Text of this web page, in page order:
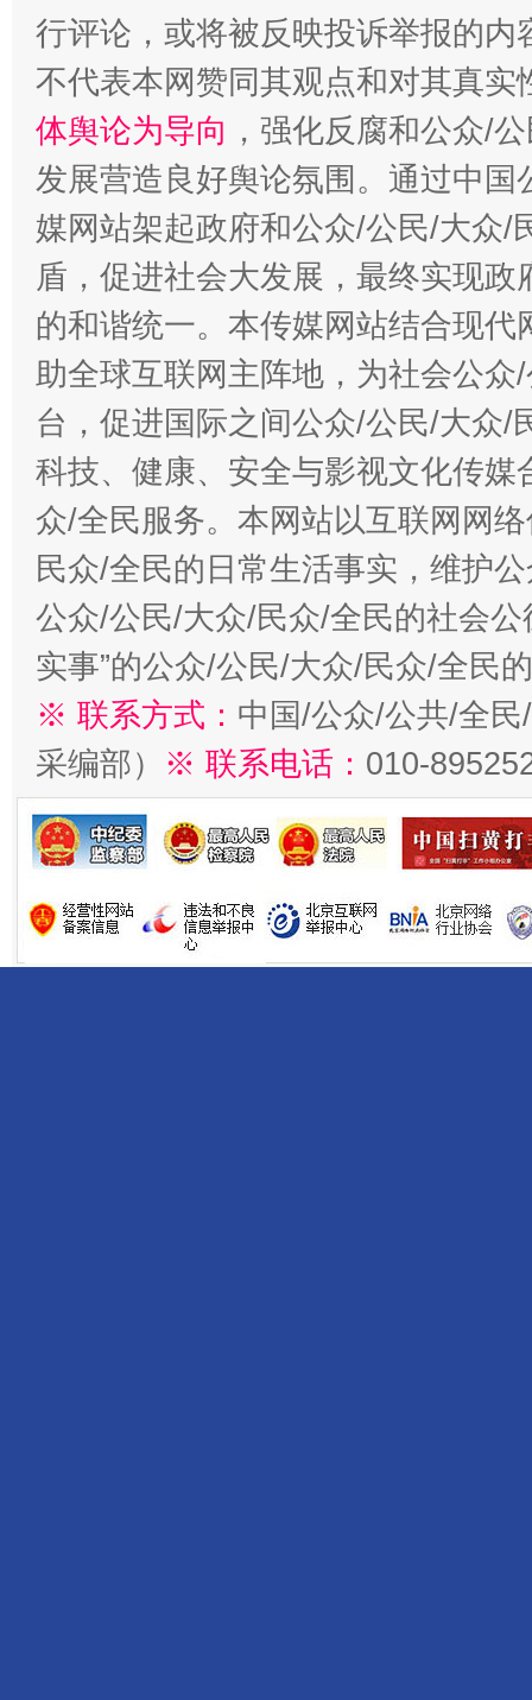
行评论，或将被反映投诉举报的
不代表本网赞同其观点和对其真实
体舆论为导向 ，强化反腐和公众/
发展营造良好舆论氛围。通过中
媒网站架起政府和公众/公民/大众/
盾，促进社会大发展，最终实现
的和谐统一。本传媒网站结合现
助全球互联网主阵地，为社会公
台，促进国际之间公众/公民/大众/
科技、健康、安全与影视文化传
众/全民服务。本网站以互联网网
民众/全民的日常生活事实，维护
公众/公民/大众/民众/全民的社会公
实事”的公众/公民/大众/民众/全民
※ 联系方式： 中国/公众/公共/全
采编部） ※ 联系电话： 010-